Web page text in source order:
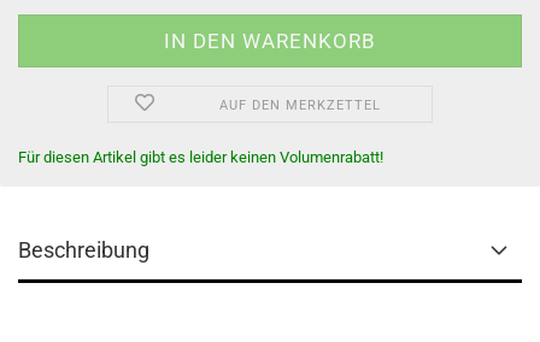
AUF DEN MERKZETTEL
Für diesen Artikel gibt es leider keinen Volumenrabatt!
Beschreibung